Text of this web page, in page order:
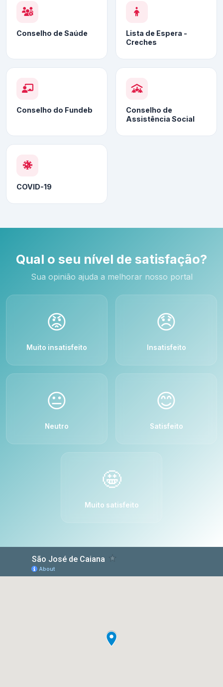
Conselho de Saúde
Lista de Espera -
Creches
Conselho do Fundeb
Conselho de
Assistência Social
COVID-19
Qual o seu nível de satisfação?
Sua opinião ajuda a melhorar nosso portal
😡
Muito insatisfeito
😞
Insatisfeito
😐
Neutro
😊
Satisfeito
🤩
Muito satisfeito